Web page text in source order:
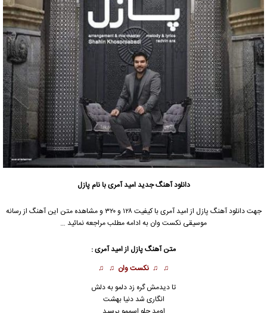
دانلود آهنگ جدیدامید آمریبا نام پازل
جهت دانلود آهنگ پازل از امید آمری
با کیفیت ۱۲۸ و ۳۲۰ و مشاهده متن این آهنگ از رسانه
موسیقی نکست وان به ادامه مطلب مراجعه نمائید …
متن آهنگ پازل ازامید آمری:
♫ ♫ نکست وان ♫ ♫
تا دیدمش گره زد دلمو به دلش
انگاری شد دنیا بهشت